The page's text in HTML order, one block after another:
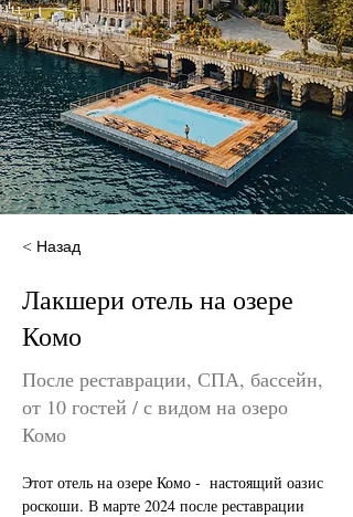
< Назад
Лакшери отель на озере
Комо
После реставрации, СПА, бассейн,
от 10 гостей / с видом на озеро
Комо
Этот отель на озере Комо -  настоящий оазис
роскоши. В марте 2024 после реставрации